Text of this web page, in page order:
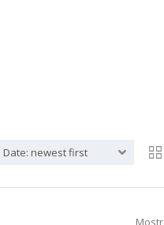
Date: newest first